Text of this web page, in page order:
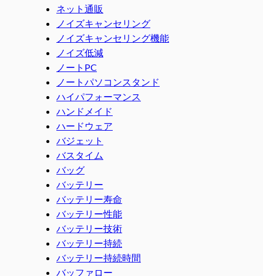
ネット通販
ノイズキャンセリング
ノイズキャンセリング機能
ノイズ低減
ノートPC
ノートパソコンスタンド
ハイパフォーマンス
ハンドメイド
ハードウェア
バジェット
バスタイム
バッグ
バッテリー
バッテリー寿命
バッテリー性能
バッテリー技術
バッテリー持続
バッテリー持続時間
バッファロー